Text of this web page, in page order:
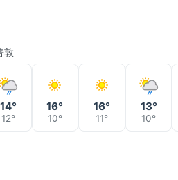
敦
14°
12°
16°
10°
16°
11°
13°
10°